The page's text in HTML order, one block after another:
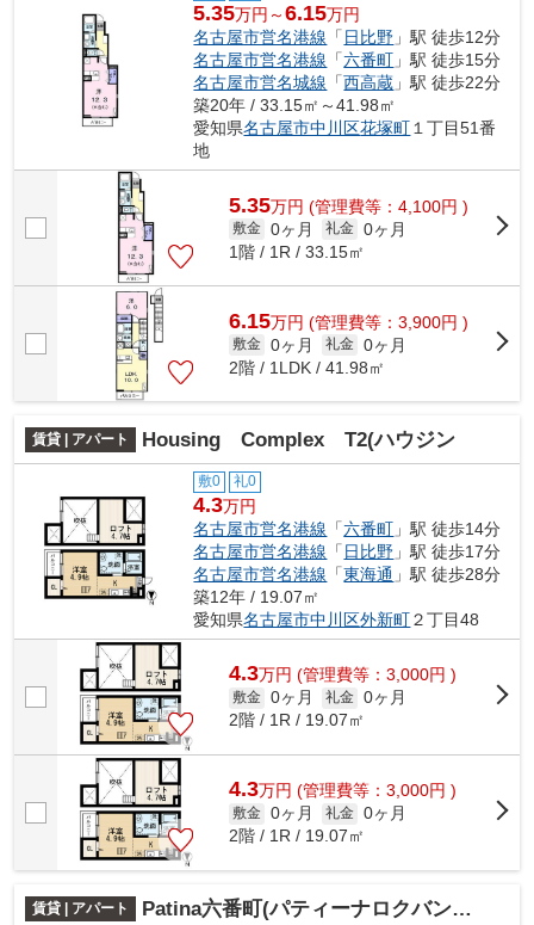
5.35万円～6.15万円
名古屋市営名港線 「 日比野 」駅 徒歩12分
名古屋市営名港線 「六番町 」駅 徒歩15分
名古屋市営名城線 「西高蔵 」駅 徒歩22分
築20年 / 33.15㎡～41.98㎡
愛知県名古屋市中川区花塚町 １丁目51番
地
5.35万円 (管理費等：4,100円 )
敷金 0ヶ月 礼金 0ヶ月
1階 / 1R / 33.15㎡
6.15万円 (管理費等：3,900円 )
敷金 0ヶ月 礼金 0ヶ月
2階 / 1LDK / 41.98㎡
賃貸 | アパート Housing Complex T2(ハウジン
敷0 礼0
4.3万円
名古屋市営名港線 「六番町 」駅 徒歩14分
名古屋市営名港線 「 日比野 」駅 徒歩17分
名古屋市営名港線 「東海通 」駅 徒歩28分
築12年 / 19.07㎡
愛知県名古屋市中川区外新町２丁目48
4.3万円 (管理費等：3,000円 )
敷金 0ヶ月 礼金 0ヶ月
2階 / 1R / 19.07㎡
4.3万円 (管理費等：3,000円 )
敷金 0ヶ月 礼金 0ヶ月
2階 / 1R / 19.07㎡
賃貸 | アパート Patina六番町(パティーナロクバンチョウ)